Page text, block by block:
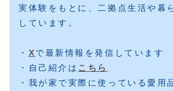
実体験をもとに、二拠点生活や暮
しています。
・ Xで最新情報を発信しています
・自己紹介は こちら
・我が家で実際に使っている愛用